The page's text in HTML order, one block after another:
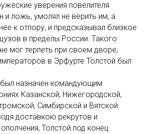
уверения повелителя
ложь, умолял не верить им, а
к отпору, и предсказывал близкое
в пределы России. Такого
мог терпеть при своем дворе;
в Эрфурте Толстой был
назначен командующим
Казанской, Нижегородской,
Симбирской и Вятской.
доставкою рекрутов и
Толстой под конец